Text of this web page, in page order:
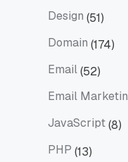
Design (51)
Domain (174)
Email(52)
Email
JavaScript(8)
PHP (13)